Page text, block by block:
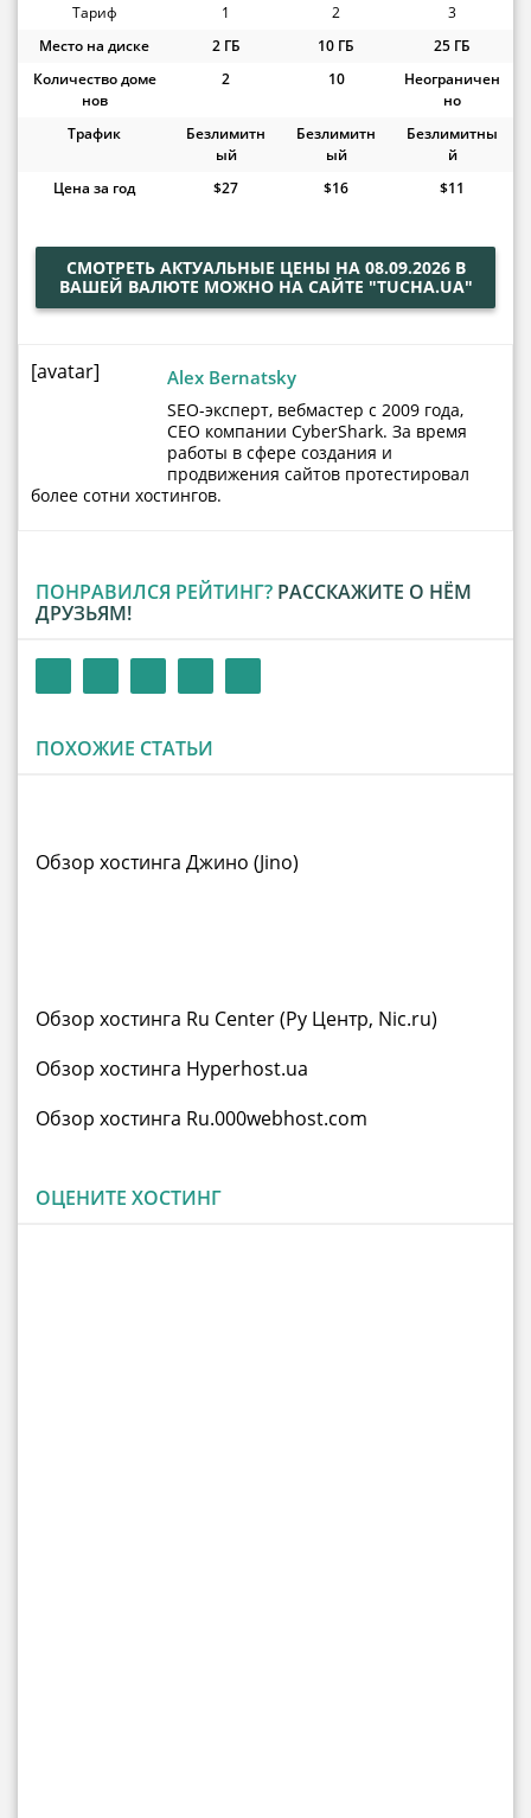
Тариф 1 2
3
Место на диске
2 ГБ 10 ГБ
25 ГБ
Количество доме
нов
2 10
Неограничен
но
Трафик
Безлимитн
ый
Безлимитн
ый
Безлимитны
й
Цена за год
$27 $16 $11
СМОТРЕТЬ АКТУАЛЬНЫЕ ЦЕНЫ НА 08.09.2026 В
ВАШЕЙ ВАЛЮТЕ МОЖНО НА САЙТЕ "TUCHA.UA"
[avatar] Alex Bernatsky
SEO-эксперт, вебмастер с 2009 года,
CEO компании CyberShark. За время
работы в сфере создания и
продвижения сайтов протестировал
более сотни хостингов.
ПОНРАВИЛСЯ РЕЙТИНГ? РАССКАЖИТЕ О НЁМ
ДРУЗЬЯМ!
ПОХОЖИЕ СТАТЬИ
Обзор хостинга Джино (Jino)
Обзор хостинга Ru Center (Ру Центр, Nic.ru)
Обзор хостинга Hyperhost.ua
Обзор хостинга Ru.000webhost.com
ОЦЕНИТЕ ХОСТИНГ